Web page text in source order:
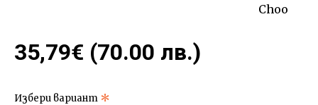
Choo
35,79€ (70.00 лв.)
Избери вариант